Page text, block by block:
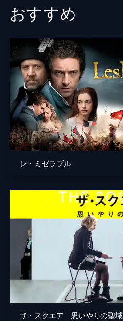
おすすめ
レ・ミゼラブル
ザ・スクエア 思いやりの聖域